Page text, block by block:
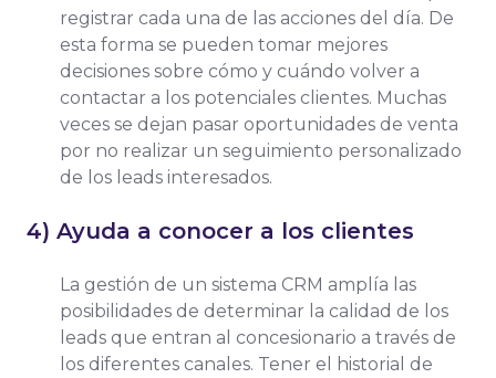
registrar cada una de las acciones del día. De
esta forma se pueden tomar mejores
decisiones sobre cómo y cuándo volver a
contactar a los potenciales clientes. Muchas
veces se dejan pasar oportunidades de venta
por no realizar un seguimiento personalizado
de los leads interesados.
4) Ayuda a conocer a los clientes
La gestión de un sistema CRM amplía las
posibilidades de determinar la calidad de los
leads que entran al concesionario a través de
los diferentes canales. Tener el historial de